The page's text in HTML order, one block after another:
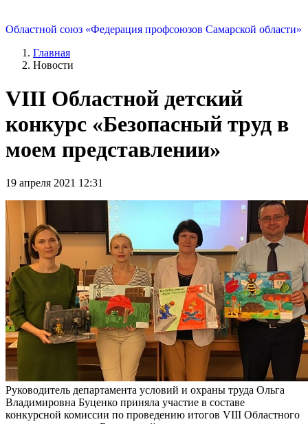
Областной союз «Федерация профсоюзов Самарской области»
Главная
Новости
VIII Областной детский
конкурс «Безопасный труд в
моем представлении»
19 апреля 2021 12:31
Руководитель департамента условий и охраны труда Ольга
Владимировна Буценко приняла участие в составе
конкурсной комиссии по проведению итогов VIII Областного